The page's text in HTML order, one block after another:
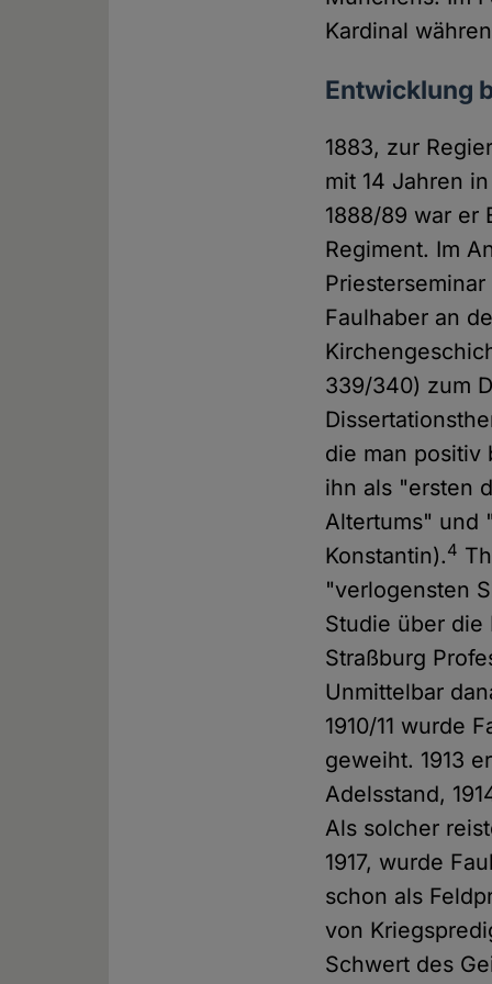
Kardinal
Entwicklung
1883, zur
mit 14 Jahren
1888/89 war er
Regiment. Im
Faulhaber an
339/340) zum
die man positiv
ihn als "ersten
Altertums" und
Konstantin).4
"verlogensten
Studie über die
Straßburg
Unmittelbar
1910/11 wurde
geweiht. 1913
Adelsstand,
Als solcher
1917, wurde
schon als
von
Schwert des